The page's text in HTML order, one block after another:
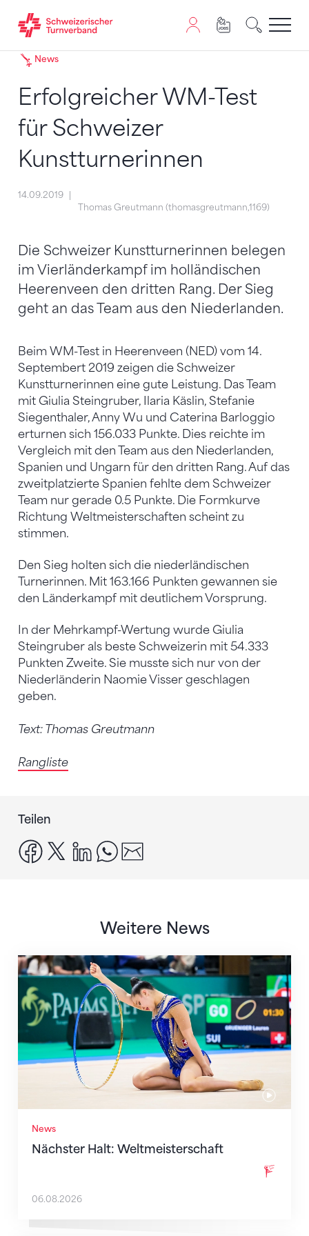
Zum Inhalt springen
Zur Sitemap navigieren
Zum Navigieren dieser Seite wird JavaScript benötigt.
News
Erfolgreicher WM-Test
für Schweizer
Kunstturnerinnen
14.09.2019
Thomas Greutmann (thomasgreutmann,1169)
Die Schweizer Kunstturnerinnen belegen
im Vierländerkampf im holländischen
Heerenveen den dritten Rang. Der Sieg
geht an das Team aus den Niederlanden.
Beim WM-Test in Heerenveen (NED) vom 14.
Septembert 2019 zeigen die Schweizer
Kunstturnerinnen eine gute Leistung. Das Team
mit Giulia Steingruber, Ilaria Käslin, Stefanie
Siegenthaler, Anny Wu und Caterina Barloggio
erturnen sich 156.033 Punkte. Dies reichte im
Vergleich mit den Team aus den Niederlanden,
Spanien und Ungarn für den dritten Rang. Auf das
zweitplatzierte Spanien fehlte dem Schweizer
Team nur gerade 0.5 Punkte. Die Formkurve
Richtung Weltmeisterschaften scheint zu
stimmen.
Den Sieg holten sich die niederländischen
Turnerinnen. Mit 163.166 Punkten gewannen sie
den Länderkampf mit deutlichem Vorsprung.
In der Mehrkampf-Wertung wurde Giulia
Steingruber als beste Schweizerin mit 54.333
Punkten Zweite. Sie musste sich nur von der
Niederländerin Naomie Visser geschlagen
geben.
Text: Thomas Greutmann
Rangliste
Teilen
facebook
x linkedinwhatsapp
Weitere News
News
Nächster Halt: Weltmeisterschaft
Nächster Halt: Weltmeisterschaft
06.08.2026